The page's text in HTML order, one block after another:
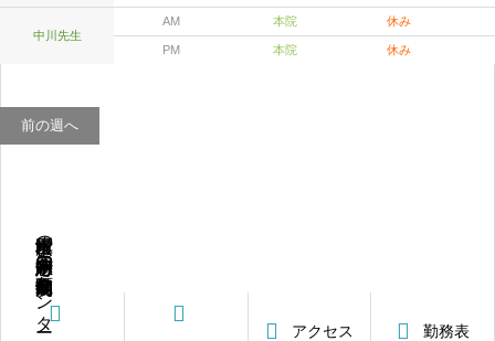
横浜市戸塚区の二十四時間急患対応の動物病院・高度画像センター
中川先生
AM 本院 休み
PM 本院 休み
前の週へ
アクセス 勤務表